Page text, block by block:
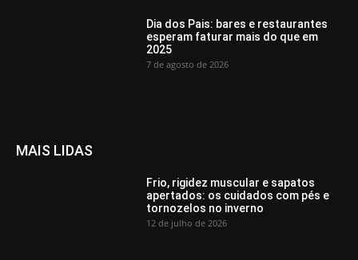
Dia dos Pais: bares e restaurantes
esperam faturar mais do que em
2025
7 de agosto de 2026
MAIS LIDAS
Frio, rigidez muscular e sapatos
apertados: os cuidados com pés e
tornozelos no inverno
12 de julho de 2026